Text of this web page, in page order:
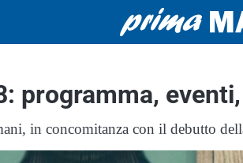
programma,
in concomitanza con il debutto